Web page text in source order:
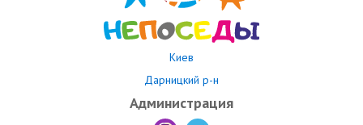
Киев
Дарницкий р-н
Администрация